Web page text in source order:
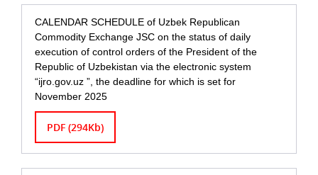
CALENDAR SCHEDULE of Uzbek Republican
Commodity Exchange JSC on the status of daily
execution of control orders of the President of the
Republic of Uzbekistan via the electronic system
“ijro.gov.uz ”, the deadline for which is set for
November 2025
PDF (294Kb)